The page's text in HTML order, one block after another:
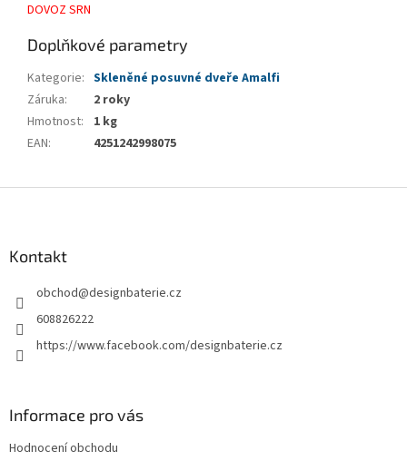
DOVOZ SRN
Doplňkové parametry
Kategorie: Skleněné posuvné dveře Amalfi
Záruka:
2 roky
Hmotnost:
1 kg
EAN: 4251242998075
Kontakt
obchod@designbaterie.cz
608826222
https://www.facebook.com/designbaterie.cz
Informace pro vás
Hodnocení obchodu